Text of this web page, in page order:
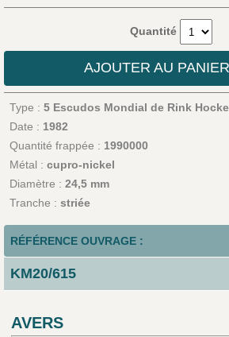
Quantité
AJOUTER AU PANIER
Type : 5 Escudos Mondial de Rink
Date : 1982
Quantité frappée : 1990000
Métal : cupro-nickel
Diamètre : 24,5 mm
Tranche : striée
RÉFÉRENCE OUVRAGE :
KM20/615
AVERS